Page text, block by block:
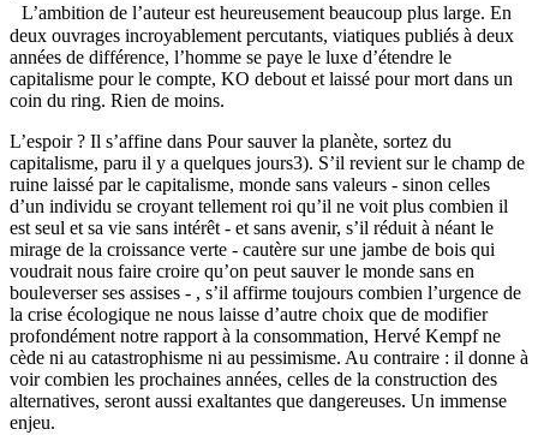
L’ambition de l’auteur est heureusement beaucoup plus large. En
deux ouvrages incroyablement percutants, viatiques publiés à deux
années de différence, l’homme se paye le luxe d’étendre le
capitalisme pour le compte, KO debout et laissé pour mort dans un
coin du ring. Rien de moins.
L’espoir ? Il s’affine dans Pour sauver la planète, sortez du
capitalisme, paru il y a quelques jours3). S’il revient sur le champ de
ruine laissé par le capitalisme, monde sans valeurs - sinon celles
d’un individu se croyant tellement roi qu’il ne voit plus combien il
est seul et sa vie sans intérêt - et sans avenir, s’il réduit à néant le
mirage de la croissance verte - cautère sur une jambe de bois qui
voudrait nous faire croire qu’on peut sauver le monde sans en
bouleverser ses assises - , s’il affirme toujours combien l’urgence de
la crise écologique ne nous laisse d’autre choix que de modifier
profondément notre rapport à la consommation, Hervé Kempf ne
cède ni au catastrophisme ni au pessimisme. Au contraire : il donne à
voir combien les prochaines années, celles de la construction des
alternatives, seront aussi exaltantes que dangereuses. Un immense
enjeu.